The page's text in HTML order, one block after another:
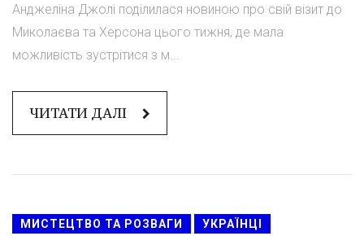
Анджеліна Джолі поділилася новиною про свій візит до
Миколаєва та Херсона цього тижня, де мала
можливість зустрітися з м...
ЧИТАТИ ДАЛІ
МИСТЕЦТВО ТА РОЗВАГИ УКРАЇНЦІ